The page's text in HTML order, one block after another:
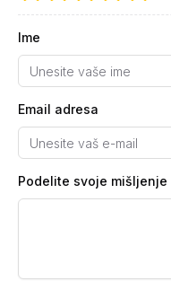
Ime
Email adresa
Podelite svoje mišljenje